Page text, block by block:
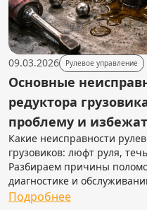
09.03.2026 Рулевое управление
Основные
редуктора
проблему и
Какие неисправности
грузовиков: люфт руля,
Разбираем причины
диагностике и
Подробнее